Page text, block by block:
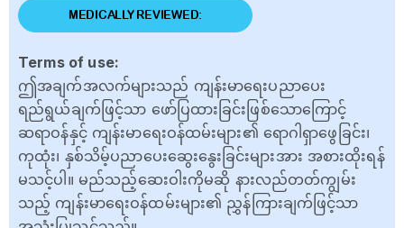
MEDICALLY REVIEWED:
Terms of use:
ဤအချက်အလက်များသည် ကျန်းမာရေးပညာပေး
ရည်ရွယ်ချက်ဖြင့်သာ ဖော်ပြထားခြင်းဖြစ်သောကြောင့်
ဆရာဝန်နှင့် ကျန်းမာရေးဝန်ထမ်းများ၏ ရောဂါရှာဖွေခြင်း၊
ကုထုံး၊ နှစ်သိမ့်ပညာပေးဆွေးနွေးခြင်းများအား အစားထိုးရန်
မသင့်ပါ။ မည်သည့်ဆေးဝါးကိုမဆို နားလည်တတ်ကျွမ်း
သည့် ကျန်းမာရေးဝန်ထမ်းများ၏ ညွှန်ကြားချက်ဖြင့်သာ